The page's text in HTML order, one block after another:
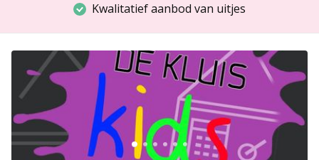
Kwalitatief aanbod van uitjes